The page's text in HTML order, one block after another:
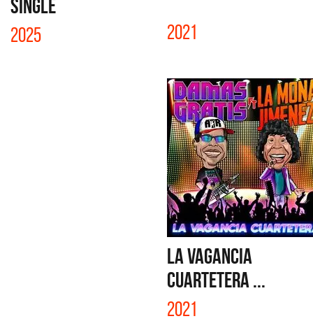
SINGLE
2025 2021
LA VAGANCIA
CUARTETERA ...
2021